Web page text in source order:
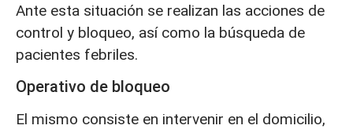
Ante esta situación se realizan las acciones de
control y bloqueo, así como la búsqueda de
pacientes febriles.
Operativo de bloqueo
El mismo consiste en intervenir en el domicilio,